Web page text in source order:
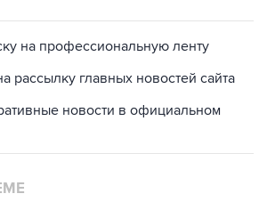
на профессиональную ленту
рассылку главных новостей сайта
новости в официальном